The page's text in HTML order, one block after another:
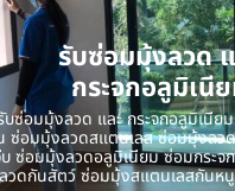
รับซ่อมมุ้งลวด
กระจกอลูมิเนี
บซ่อมมุ้งลวด และ กระจกอลูมิเนีย
ซ่อมมุ้งลวดสแตนเลส ซ่อมมุ้งลว
ซ่อมมุ้งลวดอลูมิเนียม ซ่อมกระจ
ลวดกันสัตว์ ซ่อมมุ้งสแตนเลสกันห